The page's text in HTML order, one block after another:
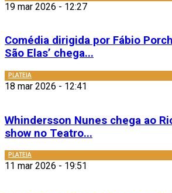
19 mar 2026 - 12:27
Comédia dirigida por Fábio
São Elas’ chega...
PLATEIA
18 mar 2026 - 12:41
Whindersson Nunes chega ao
show no Teatro...
PLATEIA
11 mar 2026 - 19:51